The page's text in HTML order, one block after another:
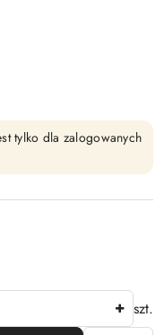
tylko dla zalogowanych
szt.